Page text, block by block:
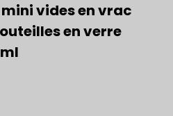
vides en vrac
en verre